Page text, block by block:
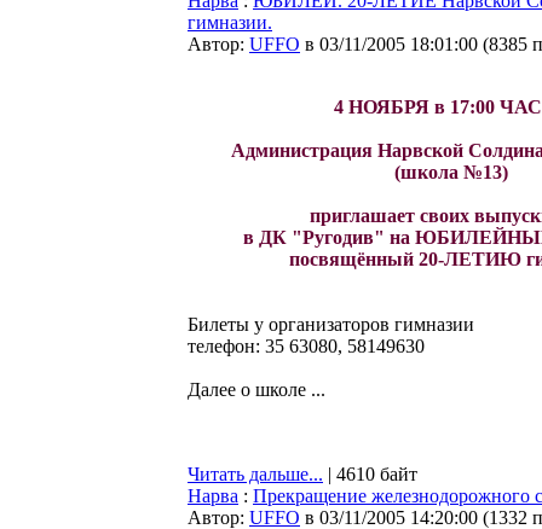
гимназии.
Автор: UFFO в 03/11/2005 18:01:00 (8385
4 НОЯБРЯ в 17:00
Администрация Нарвской
(школа №13)
приглашает своих
в ДК "Ругодив" на
посвящённый 20-ЛЕТИЮ
Билеты у организаторов гимназии
телефон: 35 63080, 58149630
Далее о школе ...
Читать дальше... | 4610 байт
Нарва : Прекращение железнодорожного
Автор: UFFO в 03/11/2005 14:20:00 (1332